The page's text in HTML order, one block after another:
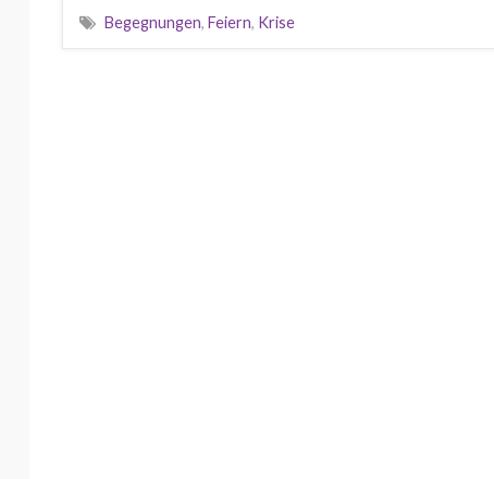
Begegnungen, Feiern, Krise